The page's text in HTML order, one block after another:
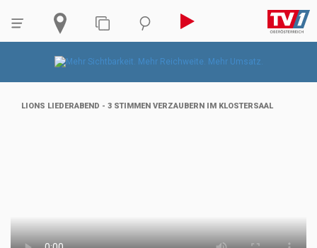
LIONS LIEDERABEND - 3 STIMMEN VERZAUBERN IM KLOSTERSAAL